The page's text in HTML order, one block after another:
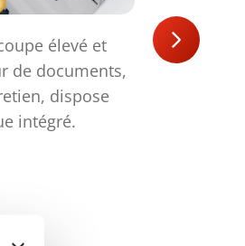
élevé et
de documents,
dispose
intégré.
Le